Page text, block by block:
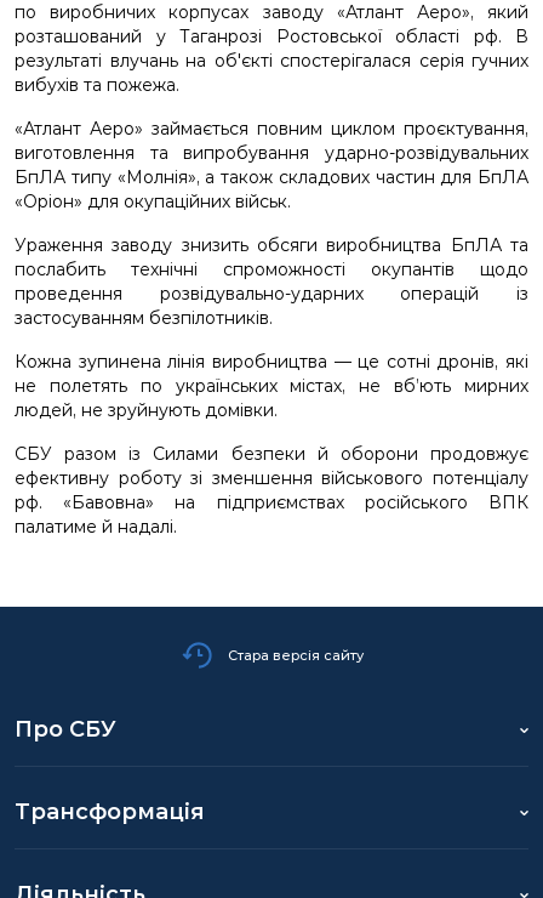
по виробничих корпусах заводу «Атлант Аеро», який
розташований у Таганрозі Ростовської області рф. В
результаті влучань на обʼєкті спостерігалася серія гучних
вибухів та пожежа.
«Атлант Аеро» займається повним циклом проєктування,
виготовлення та випробування ударно-розвідувальних
БпЛА типу «Молнія», а також складових частин для БпЛА
«Оріон» для окупаційних військ.
Ураження заводу знизить обсяги виробництва БпЛА та
послабить технічні спроможності окупантів щодо
проведення розвідувально-ударних операцій із
застосуванням безпілотників.
Кожна зупинена лінія виробництва — це сотні дронів, які
не полетять по українських містах, не вб’ють мирних
людей, не зруйнують домівки.
СБУ разом із Силами безпеки й оборони продовжує
ефективну роботу зі зменшення військового потенціалу
рф. «Бавовна» на підприємствах російського ВПК
палатиме й надалі.
Стара версія сайту
Про СБУ
Трансформація